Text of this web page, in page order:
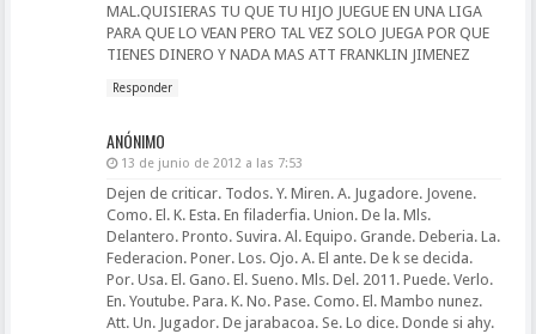
MAL.QUISIERAS TU QUE TU HIJO JUEGUE EN UNA LIGA
PARA QUE LO VEAN PERO TAL VEZ SOLO JUEGA POR QUE
TIENES DINERO Y NADA MAS ATT FRANKLIN JIMENEZ
Responder
ANÓNIMO
13 de junio de 2012 a las 7:53
Dejen de criticar. Todos. Y. Miren. A. Jugadore. Jovene.
Como. El. K. Esta. En filaderfia. Union. De la. Mls.
Delantero. Pronto. Suvira. Al. Equipo. Grande. Deberia. La.
Federacion. Poner. Los. Ojo. A. El ante. De k se decida.
Por. Usa. El. Gano. El. Sueno. Mls. Del. 2011. Puede. Verlo.
En. Youtube. Para. K. No. Pase. Como. El. Mambo nunez.
Att. Un. Jugador. De jarabacoa. Se. Lo dice. Donde si ahy.